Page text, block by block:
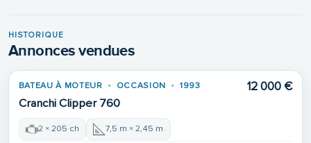
HISTORIQUE
Annonces vendues
VENDU
BATEAU À MOTEUR OCCASION 1993
Cranchi Clipper 760
12 000 €
2 × 205 ch 7,5 m × 2,45 m